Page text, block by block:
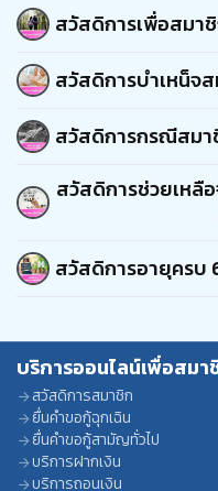
สวัสดิการเพื่อสมา
สวัสดิการบำเหน็จ
สวัสดิการกรณีสม
สวัสดิการช่วยเหลื
สวัสดิการอายุคร
บริการออนไลน์เพื่อสมา
สวัสดิการสมาชิก
ยื่นคำขอกู้ฉุกเฉิน
ยื่นคำขอกู้สามัญทั่วไป
บริการฝากเงิน
บริการถอนเงิน